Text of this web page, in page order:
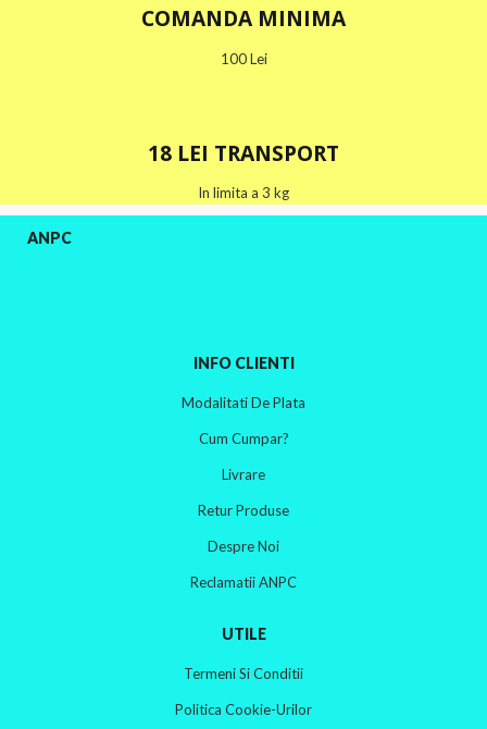
COMANDA MINIMA
100 Lei
18 LEI TRANSPORT
In limita a 3 kg
ANPC
INFO CLIENTI
Modalitati De Plata
Cum Cumpar?
Livrare
Retur Produse
Despre Noi
Reclamatii ANPC
UTILE
Termeni Si Conditii
Politica Cookie-Urilor